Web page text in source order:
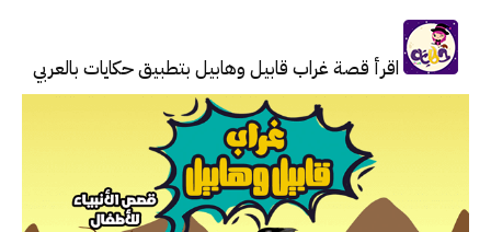
اقرأ قصة غراب قابيل وهابيل بتطبيق حكايات بالعربي